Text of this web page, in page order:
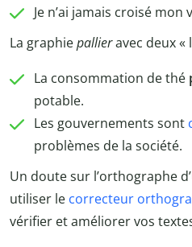
Je n’ai jamais croisé mon
La graphiepallieravec deux «
La consommation de thé
potable.
Les gouvernements sont
problèmes de la société.
Un doute sur l’orthographe
utiliser le correcteur
vérifier et améliorer vos